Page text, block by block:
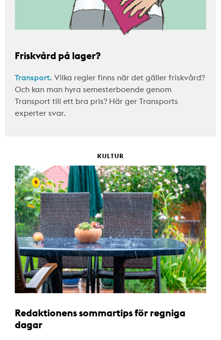
Friskvård på lager?
Transport. Vilka regler finns när det gäller friskvård?
Och kan man hyra semesterboende genom
Transport till ett bra pris? Här ger Transports
experter svar.
KULTUR
Redaktionens sommartips för regniga
dagar